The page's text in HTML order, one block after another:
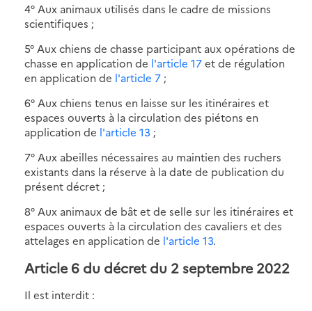
4° Aux animaux utilisés dans le cadre de missions
scientifiques ;
5° Aux chiens de chasse participant aux opérations de
chasse en application de l'article 17et de régulation
en application de l'article 7 ;
6° Aux chiens tenus en laisse sur les itinéraires et
espaces ouverts à la circulation des piétons en
application de l'article 13 ;
7° Aux abeilles nécessaires au maintien des ruchers
existants dans la réserve à la date de publication du
présent décret ;
8° Aux animaux de bât et de selle sur les itinéraires et
espaces ouverts à la circulation des cavaliers et des
attelages en application de l'article 13.
Article 6 du décret du 2 septembre 2022
Il est interdit :